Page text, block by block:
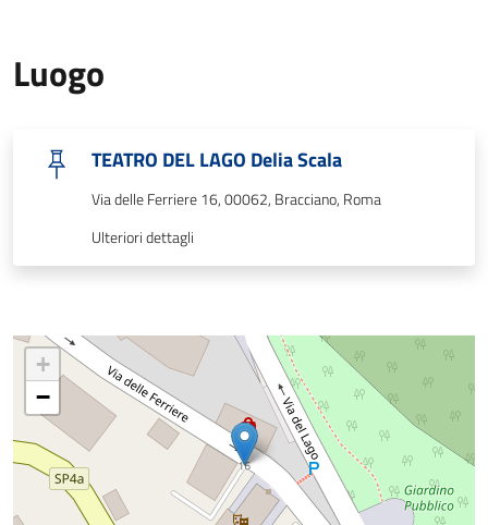
Luogo
TEATRO DEL LAGO Delia Scala
Via delle Ferriere 16, 00062, Bracciano, Roma
Ulteriori dettagli
+
−